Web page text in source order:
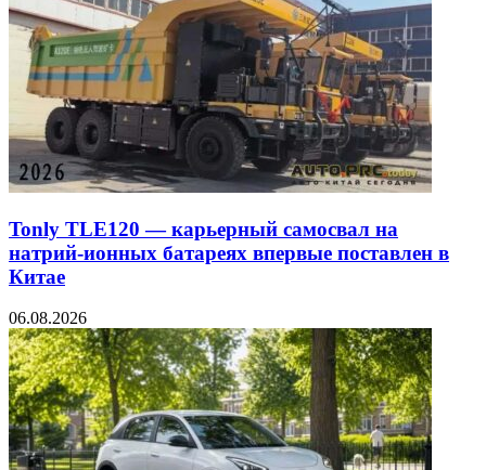
Tonly TLE120 — карьерный самосвал на
натрий-ионных батареях впервые поставлен в
Китае
06.08.2026